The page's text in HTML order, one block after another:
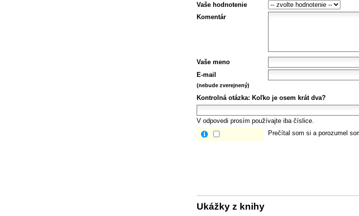
Vaše hodnotenie
Komentár
Vaše meno
E-mail
(nebude zverejnený)
Kontrolná otázka: Koľko je osem krát dva?
V odpovedi prosím používajte iba číslice.
Prečítal som si a porozumel
Ukážky z knihy